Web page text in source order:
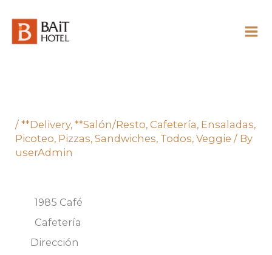
content
/**Delivery,**Salón/Resto,Cafetería, Ensaladas,
Picoteo, Pizzas,Sandwiches, Todos,Veggie / By
userAdmin
1985 Café
Cafetería
Dirección